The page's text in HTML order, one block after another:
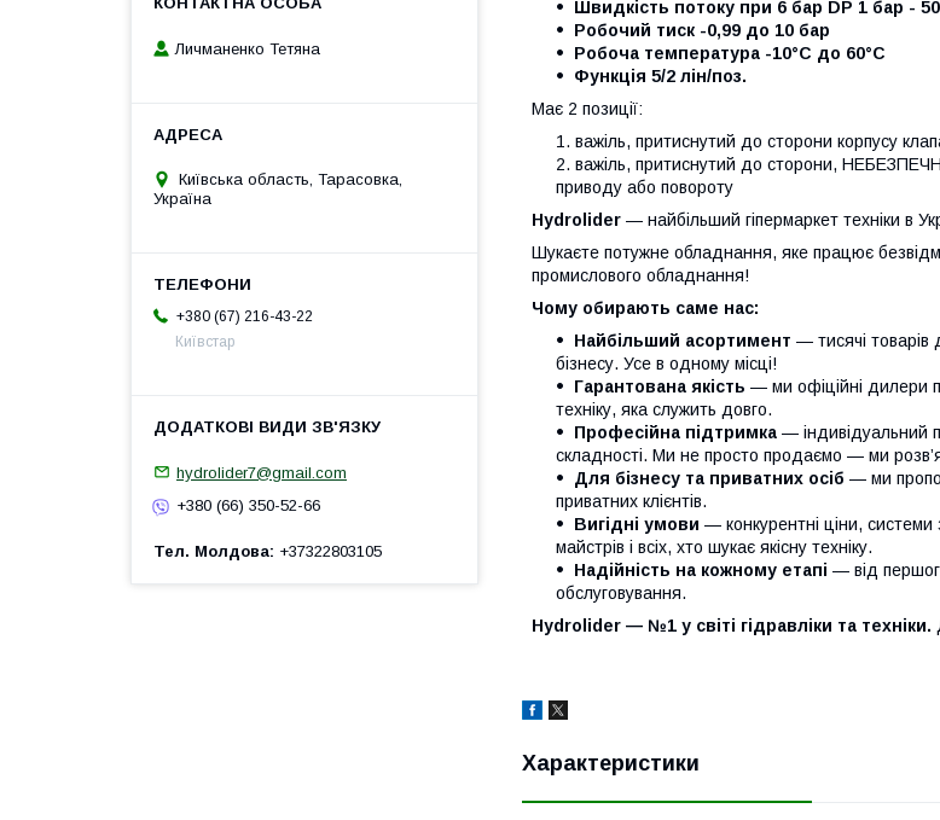
Швидкість потоку при 6 бар DP 1 бар -
Робочий тиск -0,99 до 10 бар
Робоча температура -10°C до 60°C
Функція 5/2 лін/поз.
Має 2 позиції:
важіль, притиснутий до сторони корпусу
важіль, притиснутий до сторони,
приводу або повороту
Hydrolider — найбільший гіпермаркет техніки в
Шукаєте потужне обладнання, яке працює
промислового обладнання!
Чому обирають саме нас:
Найбільший асортимент — тисячі товарів
бізнесу. Усе в одному місці!
Гарантована якість — ми офіційні дилери
техніку, яка служить довго.
Професійна підтримка — індивідуальний
складності. Ми не просто продаємо — ми
Для бізнесу та приватних осіб — ми
приватних клієнтів.
Вигідні умови — конкурентні ціни, системи
майстрів і всіх, хто шукає якісну техніку.
Надійність на кожному етапі — від
обслуговування.
Hydrolider — №1 у світі гідравліки та техніки.
Характеристики
Личманенко Тетяна
Київська область, Тарасовка,
Україна
+380 (67) 216-43-22
Київстар
hydrolider7@gmail.com
+380 (66) 350-52-66
Тел. Молдова +37322803105